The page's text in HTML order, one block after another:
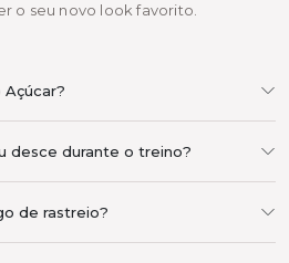
o seu novo look favorito.
desce durante o treino?
de rastreio?